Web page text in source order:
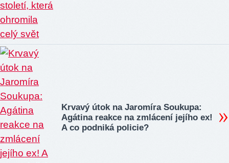
Krvavý útok na Jaromíra Soukupa:
Agátina reakce na zmlácení jejího ex!
A co podniká policie?